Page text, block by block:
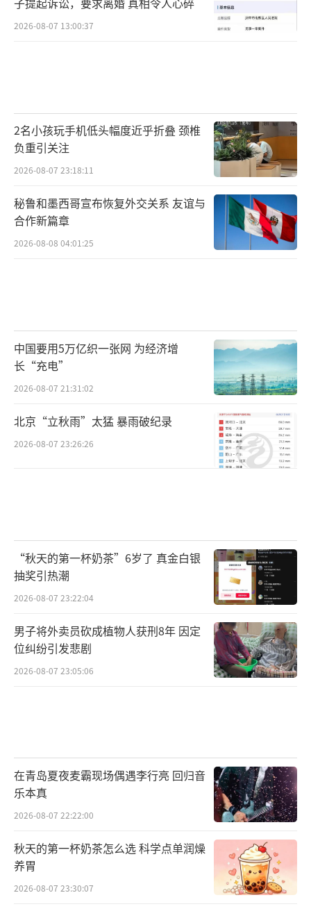
2026-08-07 13:00:37
2名小孩玩手机低头幅度近乎折叠 颈椎
负重引关注
2026-08-07 23:18:11
秘鲁和墨西哥宣布恢复外交关系 友谊与
合作新篇章
2026-08-08 04:01:25
中国要用5万亿织一张网 为经济增
长“充电”
2026-08-07 21:31:02
北京“立秋雨”太猛 暴雨破纪录
2026-08-07 23:26:26
“秋天的第一杯奶茶”6岁了 真金白银
抽奖引热潮
2026-08-07 23:22:04
男子将外卖员砍成植物人获刑8年 因定
位纠纷引发悲剧
2026-08-07 23:05:06
在青岛夏夜麦霸现场偶遇李行亮 回归音
乐本真
2026-08-07 22:22:00
秋天的第一杯奶茶怎么选 科学点单润燥
养胃
2026-08-07 23:30:07